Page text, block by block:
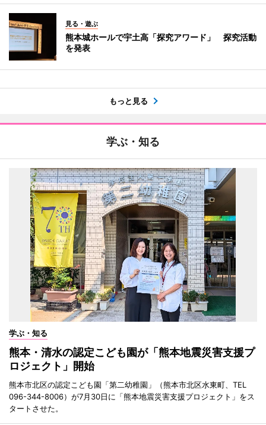
見る・遊ぶ
熊本城ホールで宇土高「探究アワード」 探究活動
を発表
もっと見る
学ぶ・知る
学ぶ・知る
熊本・清水の認定こども園が「熊本地震災害支援プ
ロジェクト」開始
熊本市北区の認定こども園「第二幼稚園」（熊本市北区水東町、TEL
096-344-8006）が7月30日に「熊本地震災害支援プロジェクト」をス
タートさせた。